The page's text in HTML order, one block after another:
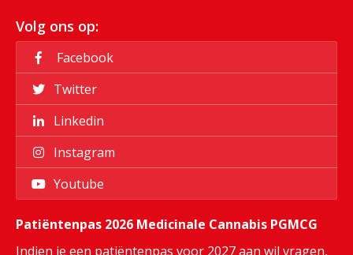
Volg ons op:
Facebook
Twitter
Linkedin
Instagram
Youtube
Patiëntenpas 2026 Medicinale Cannabis PGMCG
Indien je een patiëntenpas voor 2027 aan wil vragen,